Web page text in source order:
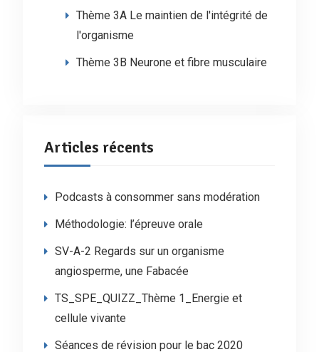
Thème 3A Le maintien de l'intégrité de
l'organisme
Thème 3B Neurone et fibre musculaire
Articles récents
Podcasts à consommer sans modération
Méthodologie: l’épreuve orale
SV-A-2 Regards sur un organisme
angiosperme, une Fabacée
TS_SPE_QUIZZ_Thème 1_Energie et
cellule vivante
Séances de révision pour le bac 2020